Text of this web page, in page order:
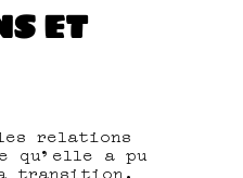
ET
relations
qu’elle a pu
transition.